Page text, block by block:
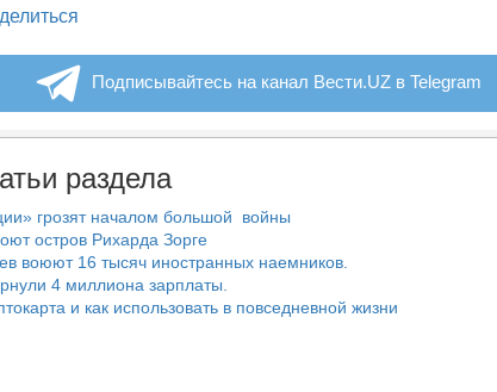
Подписывайтесь на канал Вести.UZ в Telegram
раздела
грозят началом большой войны
остров Рихарда Зорге
воюют 16 тысяч иностранных наемников.
4 миллиона зарплаты.
и как использовать в повседневной жизни